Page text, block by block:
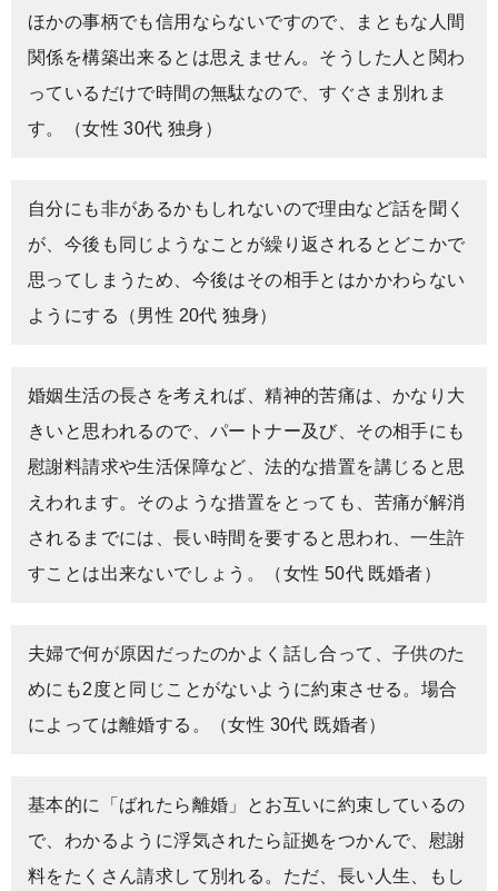
ほかの事柄でも信用ならないですので、まともな人間
関係を構築出来るとは思えません。そうした人と関わ
っているだけで時間の無駄なので、すぐさま別れま
す。（女性 30代 独身）
自分にも非があるかもしれないので理由など話を聞く
が、今後も同じようなことが繰り返されるとどこかで
思ってしまうため、今後はその相手とはかかわらない
ようにする（男性 20代 独身）
婚姻生活の長さを考えれば、精神的苦痛は、かなり大
きいと思われるので、パートナー及び、その相手にも
慰謝料請求や生活保障など、法的な措置を講じると思
えわれます。そのような措置をとっても、苦痛が解消
されるまでには、長い時間を要すると思われ、一生許
すことは出来ないでしょう。（女性 50代 既婚者）
夫婦で何が原因だったのかよく話し合って、子供のた
めにも2度と同じことがないように約束させる。場合
によっては離婚する。（女性 30代 既婚者）
基本的に「ばれたら離婚」とお互いに約束しているの
で、わかるように浮気されたら証拠をつかんで、慰謝
料をたくさん請求して別れる。ただ、長い人生、もし